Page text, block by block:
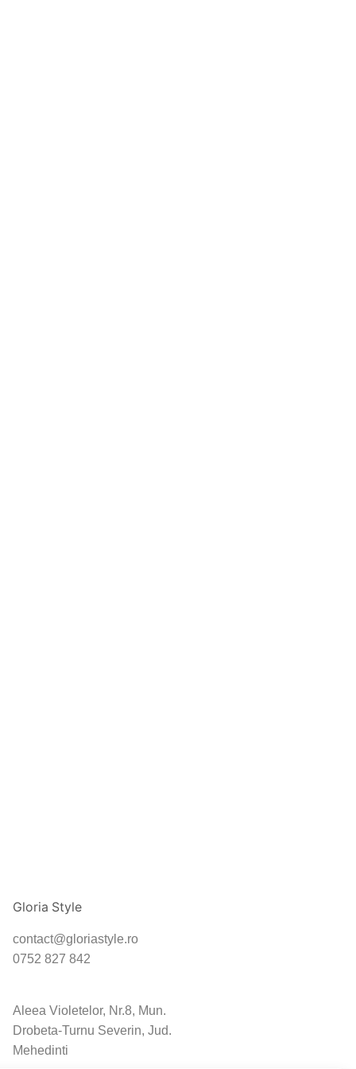
Gloria Style
contact@gloriastyle.ro
0752 827 842
Aleea Violetelor, Nr.8, Mun.
Drobeta-Turnu Severin, Jud.
Mehedinti